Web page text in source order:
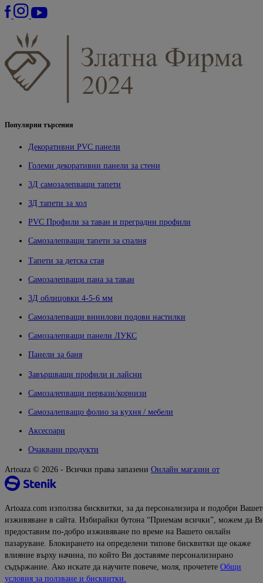
Популярни търсения
Декоративни PVC панели
Големи декоративни панели за стени
3Д самозалепващи тапети
ЗД тапети за хол
PVC Профили за таван и преградни профили
Самозалепващи тапети за спалня
Тапети за детска стая
Самозалепващи пана за таван
3Д облицовки 4-5-6 мм
Самозалепващи винилови подови настилки
Самозалепващи панели ЛУКС
Панели за баня
Завършващи профили и лайсни
Самозалепващи первази/корнизи
Самозалепващо фолио за кухня / мебели
Аксесоари
Очаквани продукти
Artoaza © 2026 - Всички права запазени Онлайн магазин от
Artoaza.com използва бисквитки, за да персонализира и подобри
изживяване в сайта. Избирайки бутона “Приемам всички”, можем да
предоставим по-добро изживяване по време на Вашето онлайн
пазаруване. Блокирането на определени типове бисквитки ще окаже
влияние върху начина, по който Ви доставяме персонализирано
съдържание. Ако искате да научите повече, моля, прочетете Общи
условия за ползване и бисквитки.